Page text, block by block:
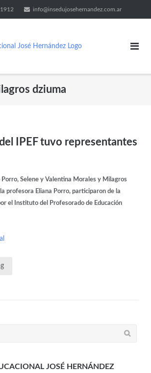
info@insedujosehernandez.com.ar
dziuma
IPEF tuvo representantes
Porro, Selene y Valentina Morales y Milagros
profesora Eliana Porro, participaron de la
el Instituto del Profesorado de Educación
JOSÉ HERNÁNDEZ